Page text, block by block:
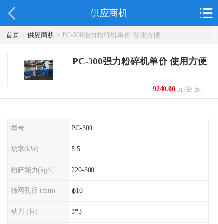
供应商机
首页> 供应商机> PC-300强力粉碎机单价 使用方便
PC-300强力粉碎机单价 使用方便
9240.00元/台 起
型号 PC-300
功率(kW) 5.5
粉碎能力(kg/h) 220-300
筛网孔径 (mm) ф10
动刀 (片) 3*3